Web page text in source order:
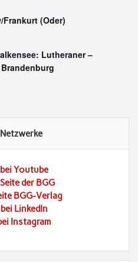
(Oder)
Lutheraner –
Youtube
der BGG
BGG-Verlag
LinkedIn
Instagram